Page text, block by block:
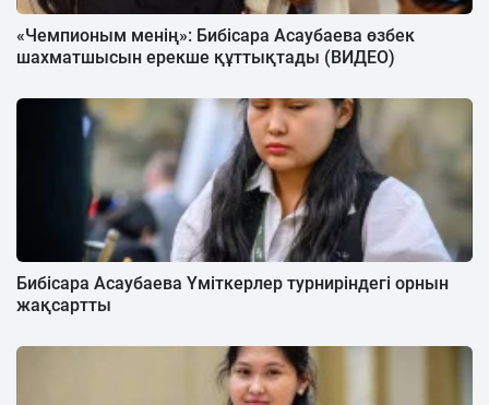
«Чемпионым менің»: Бибісара Асаубаева өзбек
шахматшысын ерекше құттықтады (ВИДЕО)
Бибісара Асаубаева Үміткерлер турниріндегі орнын
жақсартты